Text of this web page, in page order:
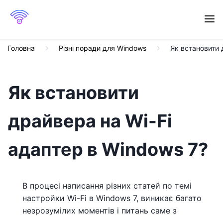
Головна Різні поради для Windows Як встановити
Як встановити
драйвера на Wi-Fi
адаптер в Windows 7?
В процесі написання різних статей по темі
настройки Wi-Fi в Windows 7, виникає багато
незрозумілих моментів і питань саме з